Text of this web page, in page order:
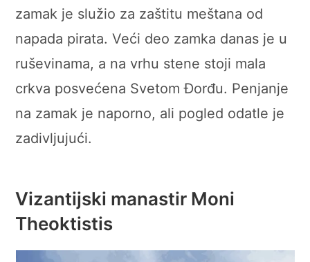
zamak je služio za zaštitu meštana od
napada pirata. Veći deo zamka danas je u
ruševinama, a na vrhu stene stoji mala
crkva posvećena Svetom Đorđu. Penjanje
na zamak je naporno, ali pogled odatle je
zadivljujući.
Vizantijski manastir Moni
Theoktistis